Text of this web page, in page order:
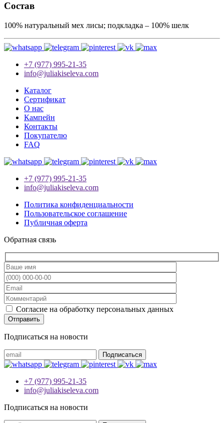
Состав
100% натуральный мех лисы; подкладка – 100% шелк
+7 (977) 995-21-35
info@juliakiseleva.com
Каталог
Сертификат
О нас
Кампейн
Контакты
Покупателю
FAQ
+7 (977) 995-21-35
info@juliakiseleva.com
Политика конфиденциальности
Пользовательское соглашение
Публичная оферта
Обратная связь
Согласие на обработку персональных данных
Подписаться на новости
+7 (977) 995-21-35
info@juliakiseleva.com
Подписаться на новости